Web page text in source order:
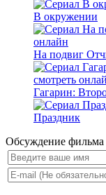
В окружении
На подвиг
Гагарин:
Праздник
Обсуждение фильма